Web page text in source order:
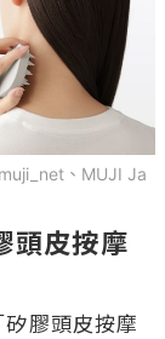
、MUJI Ja
頭皮按摩
膠頭皮按摩